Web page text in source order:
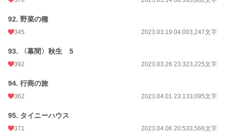
92. 野菜の種
345 2023.03.19 04:003,247文字
93. 〈幕間〉秋生 5
392 2023.03.26 23:323,225文字
94. 行商の旅
362 2023.04.01 23:133,095文字
95. タイニーハウス
371 2023.04.06 20:533,566文字